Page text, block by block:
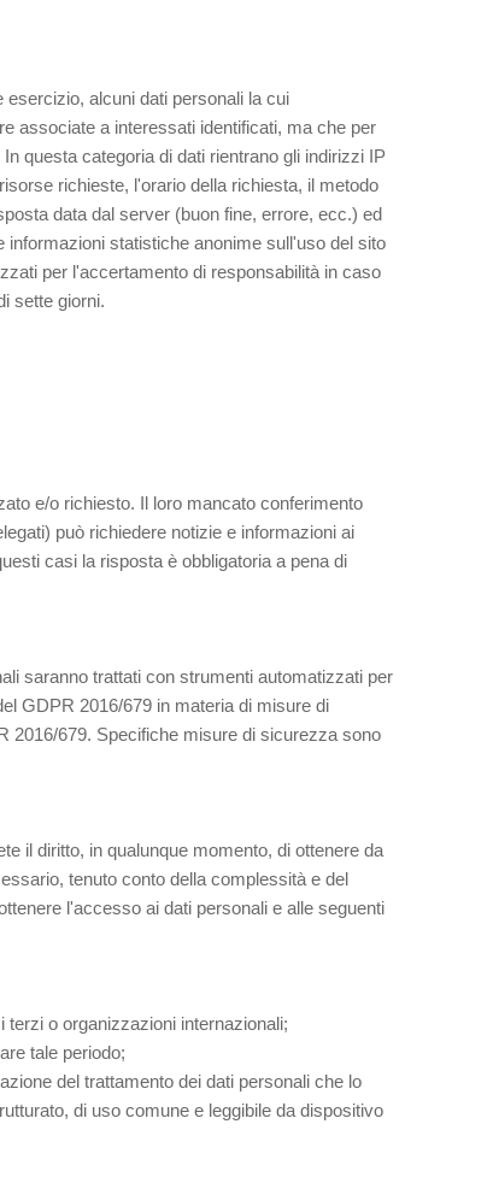
alcuni dati personali la cui
associate a interessati identificati, ma che per
questa categoria di dati rientrano gli indirizzi IP
richieste, l'orario della richiesta, il metodo
data dal server (buon fine, errore, ecc.) ed
statistiche anonime sull'uso del sito
per l'accertamento di responsabilità in caso
sette giorni.
e/o richiesto. Il loro mancato conferimento
può richiedere notizie e informazioni ai
casi la risposta è obbligatoria a pena di
saranno trattati con strumenti automatizzati per
GDPR 2016/679 in materia di misure di
2016/679. Specifiche misure di sicurezza sono
il diritto, in qualunque momento, di ottenere da
tenuto conto della complessità e del
l'accesso ai dati personali e alle seguenti
o organizzazioni internazionali;
tale periodo;
del trattamento dei dati personali che lo
di uso comune e leggibile da dispositivo